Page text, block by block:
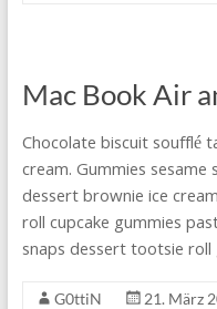
Mac Book Air
Chocolate biscuit soufflé
cream. Gummies
dessert brownie ice
roll cupcake gummies
snaps dessert tootsie
G0ttiN 21. März